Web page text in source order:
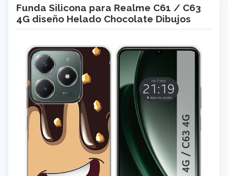
Funda Silicona para Realme C61 / C63
4G diseño Helado Chocolate Dibujos